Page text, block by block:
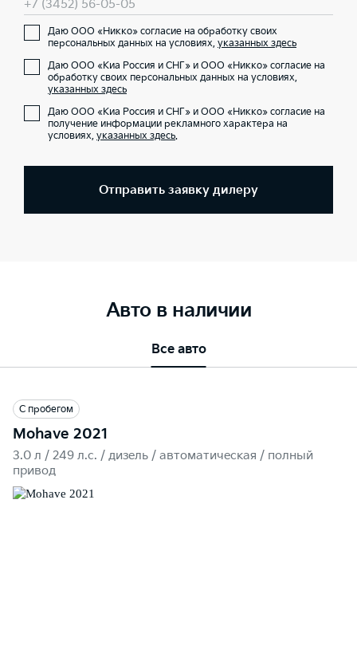
+7 (3452) 56-05-05
Даю ООО «Никко» согласие на обработку своих
персональных данных на условиях, указанных здесь
Даю ООО «Киа Россия и СНГ» и ООО «Никко» согласие на
обработку своих персональных данных на условиях,
указанных здесь
Даю ООО «Киа Россия и СНГ» и ООО «Никко» согласие на
получение информации рекламного характера на
условиях, указанных здесь.
Отправить заявку дилеру
Авто в наличии
Все авто
С пробегом
Mohave 2021
3.0 л / 249 л.c. / дизель / автоматическая / полный
привод